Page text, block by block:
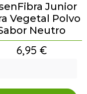
Junior
Vegetal Polvo
Neutro
Precio
6,95 €